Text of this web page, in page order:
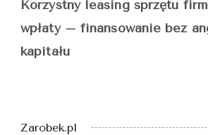
Korzystny leasing sprzętu
wpłaty – finansowanie bez
kapitału
Zarobek.pl